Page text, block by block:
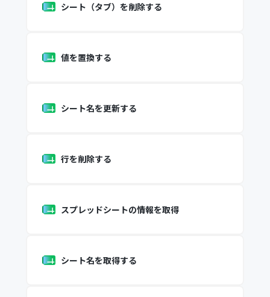
シート（タブ）を削除する
値を置換する
シート名を更新する
行を削除する
スプレッドシートの情報を取得
シート名を取得する